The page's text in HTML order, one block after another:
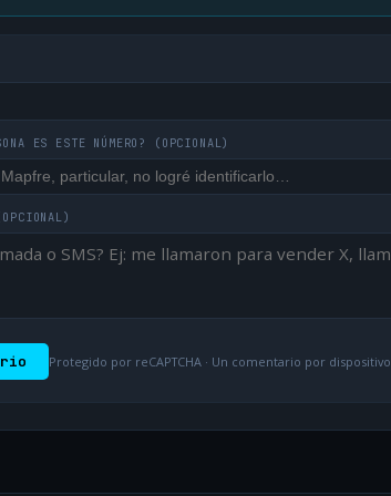
ES ESTE NÚMERO? (OPCIONAL)
Protegido por reCAPTCHA · Un comentario por dispositivo